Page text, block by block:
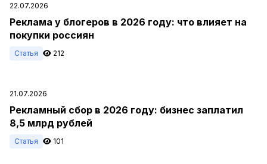
22.07.2026
Реклама у блогеров в 2026 году: что влияет на
покупки россиян
Статья 212
21.07.2026
Рекламный сбор в 2026 году: бизнес заплатил
8,5 млрд рублей
Статья 101